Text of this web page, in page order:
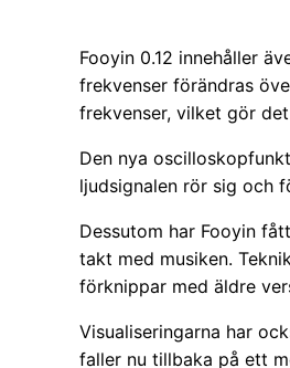
Fooyin 0.12 innehåller
frekvenser förändras
frekvenser, vilket gör
Den nya
ljudsignalen rör sig och
Dessutom har Fooyin
takt med musiken.
förknippar med äldre
Visualiseringarna har
faller nu tillbaka på ett